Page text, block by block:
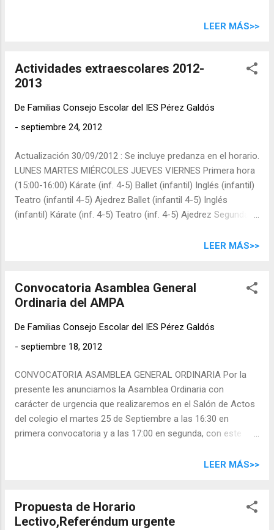
proceso que a lo largo del curso permita valorar con calma
familias se ven así libres de la preocupación generada al
conocer el acuerdo del Claustro que se dio a conocer en la
encuentra cercana la desagradable situación con la que
cerramos el curso pasado: un acuerdo del Claustro de no
reformas que afectan a sus condiciones laborales y a la
educación, fue aprobado con carácter de urgencia en una
consulta de la dirección a...
LEER MÁS>>
Actividades extraescolares 2012-
2013
De Familias Consejo Escolar del IES Pérez Galdós
- septiembre 24, 2012
Actualización 30/09/2012 : Se incluye predanza en el horario.
LUNES MARTES MIÉRCOLES JUEVES VIERNES Primera hora
(15:00-16:00) Kárate (inf. 4-5) Ballet (infantil) Inglés (infantil)
Teatro (infantil 4-5) Ajedrez Ballet (infantil 4-5) Inglés
(infantil) Kárate (inf. 4-5) Teatro (inf. 4-5) Ajedrez Segunda
(primaria) o Predanza (3 años) Inglés (primaria) Teatro
(primaria) Ajedrez Les comunicamos la propuesta de
actividades extraescolares que ha elaborado el AMPA para
concluyendo el 29 de Mayo del 2013. Las familias
interesadas tendrán que rellenar la inscripción y entregarla
al colegio) hasta el miércoles 26. La lista de admit...
LEER MÁS>>
Convocatoria Asamblea General
Ordinaria del AMPA
De Familias Consejo Escolar del IES Pérez Galdós
- septiembre 18, 2012
CONVOCATORIA ASAMBLEA GENERAL ORDINARIA Por la
presente les anunciamos la Asamblea Ordinaria con
carácter de urgencia que realizaremos en el Salón de Actos
del colegio el martes 25 de Septiembre a las 16:30 en
primera convocatoria y a las 17:00 en segunda, con este
anterior Nuevo horario lectivo (08:30-13:30) del centro ,
en las clases. Valorar pros y contras. Resumen actividades
curso 2011/12. Informe Informe económico y aprobación
LEER MÁS>>
Propuesta de Horario
Lectivo,Referéndum urgente